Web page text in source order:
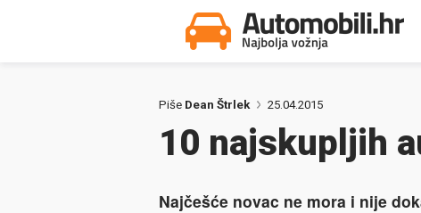
Piše Dean Štrlek 25.04.2015
10 najskupljih
Najčešće novac ne mora i nije